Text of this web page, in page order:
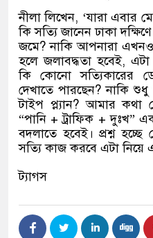
নীলা লিখেন, ‘যারা এবার
কি সত্যি জানেন ঢাকা
জমে?নাকি আপনারা
হলে জলাবদ্ধতা হবেই, এটা
কি কোনো সত্যিকারের
দেখাতে পারছেন?নাকি শুধু
টাইপ প্ল্যান?আমার কথা
“পানি +ট্রাফিক +দুঃখ”
বদলাতে হবেই। প্রশ্ন
সত্যি কাজ করবে এটা নিয়ে
ট্যাগস